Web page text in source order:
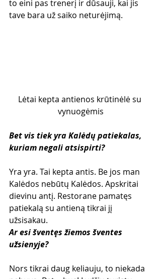
to eini pas trenerį ir dūsauji, kai jis
tave bara už saiko neturėjimą.
Lėtai kepta antienos krūtinėlė su
vynuogėmis
Bet vis tiek yra Kalėdų patiekalas,
kuriam negali atsispirti?
Yra yra. Tai kepta antis. Be jos man
Kalėdos nebūtų Kalėdos. Apskritai
dievinu antį. Restorane pamatęs
patiekalą su antieną tikrai jį
užsisakau.
Ar esi šventęs žiemos šventes
užsienyje?
Nors tikrai daug keliauju, to niekada